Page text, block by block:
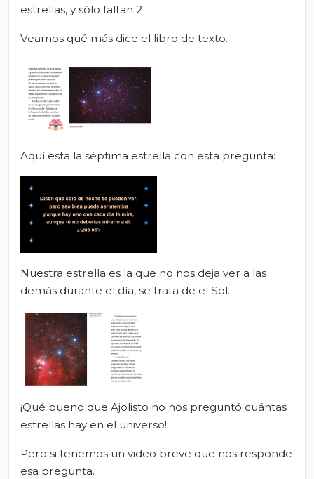
estrellas, y sólo faltan 2
Veamos qué más dice el libro de texto.
Aquí esta la séptima estrella con esta pregunta:
Nuestra estrella es la que no nos deja ver a las
demás durante el día, se trata de el Sol.
¡Qué bueno que Ajolisto no nos preguntó cuántas
estrellas hay en el universo!
Pero si tenemos un video breve que nos responde
esa pregunta.